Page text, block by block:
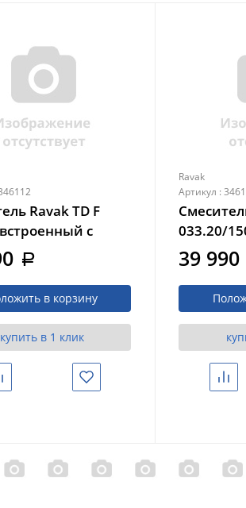
Ravak TD F
с
черный
a
в корзину
купить в 1 клик
Избранное
Ravak
Артикул :
033.20/
душа без
черный
39 990